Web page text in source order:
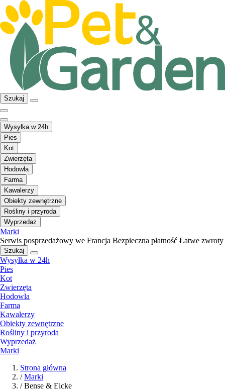
Szukaj
Wysyłka w 24h
Pies
Kot
Zwierzęta
Hodowla
Farma
Kawalerzy
Obiekty zewnętrzne
Rośliny i przyroda
Wyprzedaż
Marki
Serwis posprzedażowy we Francja Bezpieczna płatność Łatwe zwroty
Szukaj
Wysyłka w 24h
Pies
Kot
Zwierzęta
Hodowla
Farma
Kawalerzy
Obiekty zewnętrzne
Rośliny i przyroda
Wyprzedaż
Marki
Strona główna
/ Marki
/ Bense & Eicke